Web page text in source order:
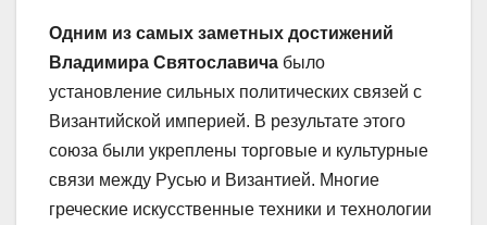
Одним из самых заметных достижений
Владимира Святославича было
установление сильных политических связей с
Византийской империей. В результате этого
союза были укреплены торговые и культурные
связи между Русью и Византией. Многие
греческие искусственные техники и технологии